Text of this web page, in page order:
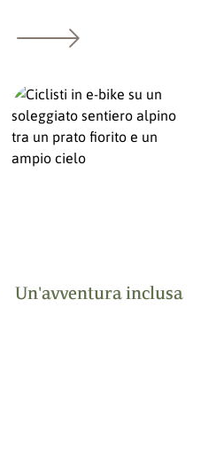
Un'avventura inclusa